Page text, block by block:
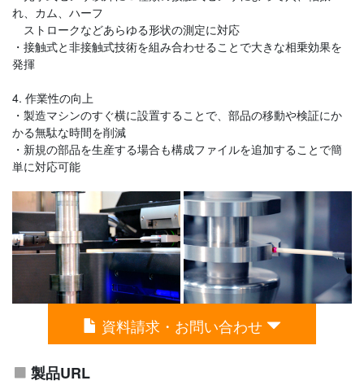
れ、カム、ハーフ
ストロークなどあらゆる形状の測定に対応
・接触式と非接触式技術を組み合わせることで大きな相乗効果を
発揮
4. 作業性の向上
・製造マシンのすぐ横に設置することで、部品の移動や検証にか
かる無駄な時間を削減
・新規の部品を生産する場合も構成ファイルを追加することで簡
単に対応可能
資料請求・お問い合わせ
製品URL